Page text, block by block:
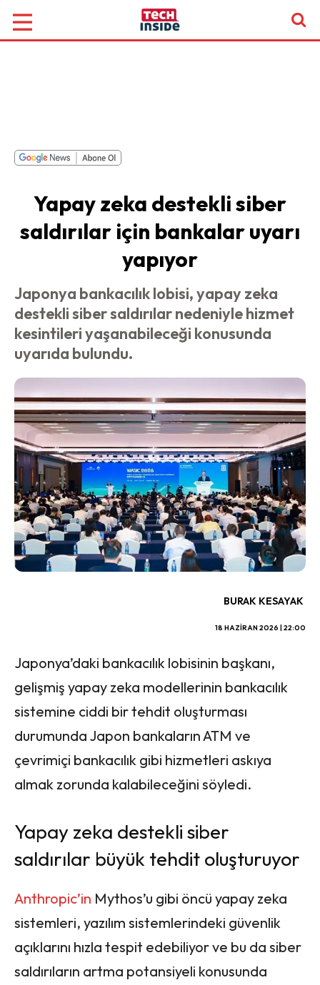
Yapay zeka destekli siber
saldırılar için bankalar uyarı
yapıyor
Japonya bankacılık lobisi, yapay zeka
destekli siber saldırılar nedeniyle hizmet
kesintileri yaşanabileceği konusunda
uyarıda bulundu.
BURAK KESAYAK
18 HAZIRAN 2026 | 22:00
Japonya’daki bankacılık lobisinin başkanı,
gelişmiş yapay zeka modellerinin bankacılık
sistemine ciddi bir tehdit oluşturması
durumunda Japon bankaların ATM ve
çevrimiçi bankacılık gibi hizmetleri askıya
almak zorunda kalabileceğini söyledi.
Yapay zeka destekli siber
saldırılar büyük tehdit oluşturuyor
Anthropic’in Mythos’u gibi öncü yapay zeka
sistemleri, yazılım sistemlerindeki güvenlik
açıklarını hızla tespit edebiliyor ve bu da siber
saldırıların artma potansiyeli konusunda